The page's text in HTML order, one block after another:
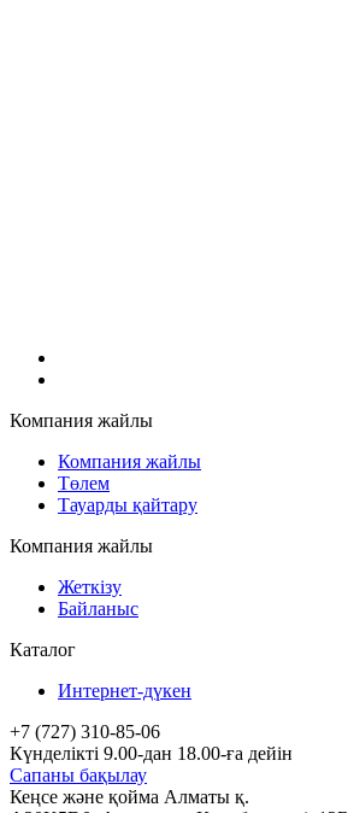
Компания жайлы
Компания жайлы
Төлем
Тауарды қайтару
Компания жайлы
Жеткізу
Байланыс
Каталог
Интернет-дүкен
+7 (727) 310-85-06
Күнделікті 9.00-дан 18.00-ға дейін
Сапаны бақылау
Кеңсе және қойма Алматы қ.